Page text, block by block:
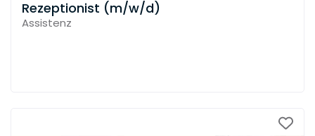
Rezeptionist (m/w/d)
Assistenz